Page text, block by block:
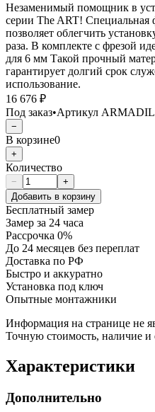
Незаменимый помощник в
серии The ART! Специальная
позволяет облегчить
раза. В комплекте с фрезой
для 6 мм Такой прочный
гарантирует долгий срок
использование.
16 676 ₽
Под заказ•Артикул
−
В корзине0
+
Количество
−
+
Добавить в корзину
Бесплатный замер
Замер за 24 часа
Рассрочка 0%
До 24 месяцев без переплат
Доставка по РФ
Быстро и аккуратно
Установка под ключ
Опытные монтажники
Информация на странице не
Точную стоимость, наличие и
Характеристики
Дополнительно